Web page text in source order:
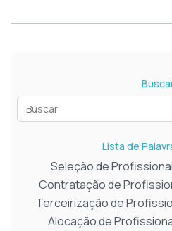
Lista de
Seleção de
Contratação de
Terceirização de
Alocação de